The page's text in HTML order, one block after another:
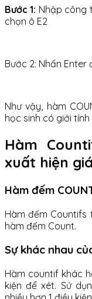
Bước 1: Nhập công
chọn ô E2
Bước 2: Nhấn
Như vậy, hàm
học sinh có giới tính
Hàm
xuất hiện
Hàm đếm
Hàm đếm
hàm đếm Count.
Sự khác nhau
Hàm countif khác
kiện để xét. Sử